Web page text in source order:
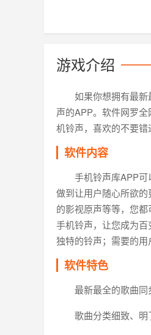
游戏介绍
如果你想拥有最
声的APP。软件网罗
机铃声，喜欢的不要错
软件内容
手机铃声库APP可
做到让用户随心所欲
的影视原声等等，您
手机铃声，让您成为
独特的铃声；需要的用
软件特色
最新最全的歌曲同
歌曲分类细致、明